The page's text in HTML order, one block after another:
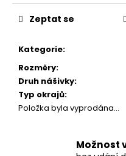
cena:
Kategorie:
Rozměry:
Druh nášivky:
Typ okrajů:
Položka byla vyprodána…
Zeptat se
Možnost
č
e
m
e